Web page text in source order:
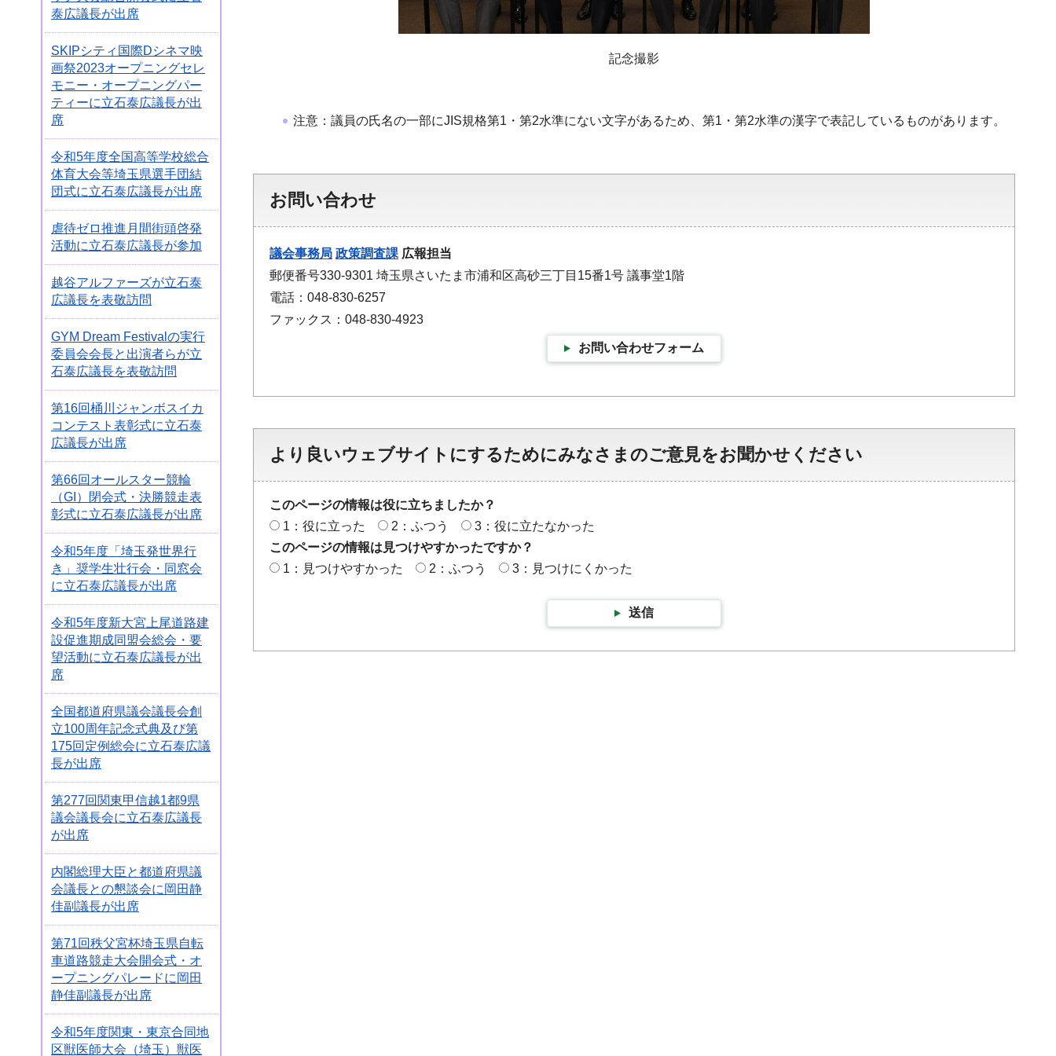
泰広議長が出席
SKIPシティ国際Dシネマ映
画祭2023オープニングセレ
モニー・オープニングパー
ティーに立石泰広議長が出
席
令和5年度全国高等学校総合
体育大会等埼玉県選手団結
団式に立石泰広議長が出席
虐待ゼロ推進月間街頭啓発
活動に立石泰広議長が参加
越谷アルファーズが立石泰
広議長を表敬訪問
GYM Dream Festivalの実行
委員会会長と出演者らが立
石泰広議長を表敬訪問
第16回桶川ジャンボスイカ
コンテスト表彰式に立石泰
広議長が出席
第66回オールスター競輪
（GI）閉会式・決勝競走表
彰式に立石泰広議長が出席
令和5年度「埼玉発世界行
き」奨学生壮行会・同窓会
に立石泰広議長が出席
令和5年度新大宮上尾道路建
設促進期成同盟会総会・要
望活動に立石泰広議長が出
席
全国都道府県議会議長会創
立100周年記念式典及び第
175回定例総会に立石泰広議
長が出席
第277回関東甲信越1都9県
議会議長会に立石泰広議長
が出席
内閣総理大臣と都道府県議
会議長との懇談会に岡田静
佳副議長が出席
第71回秩父宮杯埼玉県自転
車道路競走大会開会式・オ
ープニングパレードに岡田
静佳副議長が出席
令和5年度関東・東京合同地
区獣医師大会（埼玉）獣医
記念撮影
注意：議員の氏名の一部にJIS規格第1・第2水準にない文字があるため、第1・第2水準の漢字で表記しているものがあります。
お問い合わせ
議会事務局 政策調査課 広報担当
郵便番号330-9301 埼玉県さいたま市浦和区高砂三丁目15番1号 議事堂1階
電話：048-830-6257
ファックス：048-830-4923
お問い合わせフォーム
より良いウェブサイトにするためにみなさまのご意見をお聞かせください
このページの情報は役に立ちましたか？
1：役に立った
2：ふつう
3：役に立たなかった
このページの情報は見つけやすかったですか？
1：見つけやすかった
2：ふつう 3：見つけにくかった
送信